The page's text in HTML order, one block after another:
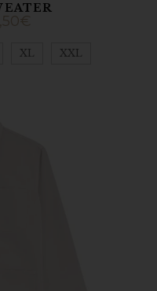
€
XL XXL